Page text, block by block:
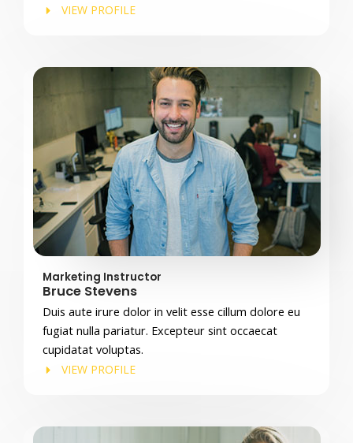
VIEW PROFILE
Marketing Instructor
Bruce Stevens
Duis aute irure dolor in velit esse cillum dolore eu
fugiat nulla pariatur. Excepteur sint occaecat
cupidatat voluptas.
VIEW PROFILE